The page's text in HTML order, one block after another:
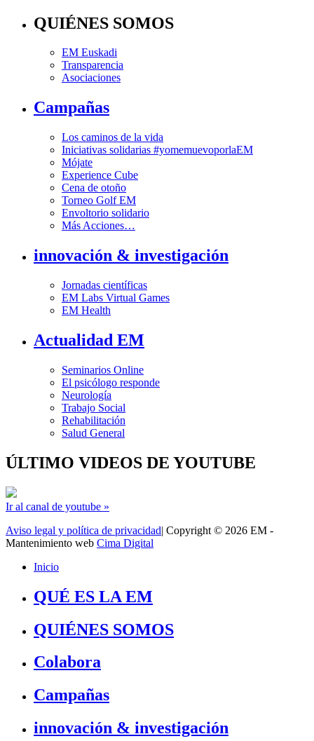
QUIÉNES SOMOS
EM Euskadi
Transparencia
Asociaciones
Campañas
Los caminos de la vida
Iniciativas solidarias #yomemuevoporlaEM
Mójate
Experience Cube
Cena de otoño
Torneo Golf EM
Envoltorio solidario
Más Acciones…
innovación & investigación
Jornadas científicas
EM Labs Virtual Games
EM Health
Actualidad EM
Seminarios Online
El psicólogo responde
Neurología
Trabajo Social
Rehabilitación
Salud General
ÚLTIMO VIDEOS DE YOUTUBE
Ir al canal de youtube »
Aviso legal y política de privacidad| Copyright © 2026 EM -
Mantenimiento web Cima Digital
Inicio
QUÉ ES LA EM
QUIÉNES SOMOS
Colabora
Campañas
innovación & investigación